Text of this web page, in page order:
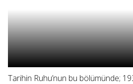
Tarihin Ruhu’nun bu bölümünde;